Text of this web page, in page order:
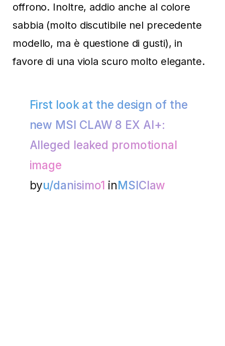
offrono. Inoltre, addio anche al colore
sabbia (molto discutibile nel precedente
modello, ma è questione di gusti), in
favore di una viola scuro molto elegante.
First look at the design of the
new MSI CLAW 8 EX AI+:
Alleged leaked promotional
image
byu/danisimo1 inMSIClaw